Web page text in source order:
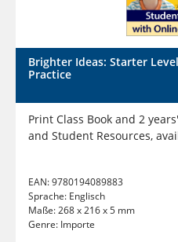
Brighter Ideas: Starter
Practice
Print Class Book and 2
and Student Resources,
EAN:9780194089883
Sprache: Englisch
Maße:268 x 216 x 5 mm
Genre: Importe